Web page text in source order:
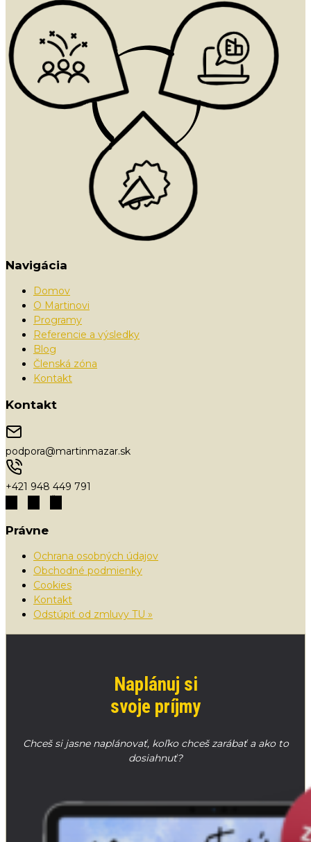
Navigácia
Domov
O Martinovi
Programy
Referencie a výsledky
Blog
Členská zóna
Kontakt
Kontakt
podpora@martinmazar.sk
+421 948 449 791
Právne
Ochrana osobných údajov
Obchodné podmienky
Cookies
Kontakt
Odstúpiť od zmluvy TU »
Naplánuj si
svoje príjmy
Chceš si jasne naplánovať, koľko chceš zarábať a ako to
dosiahnuť?